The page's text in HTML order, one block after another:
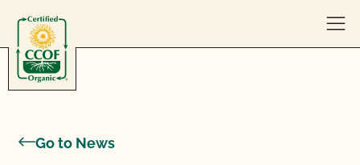
Go to News